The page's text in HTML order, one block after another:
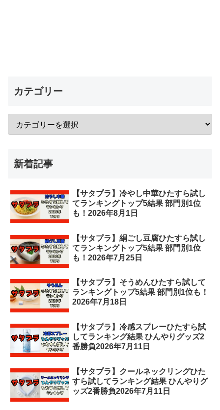
カテゴリー
新着記事
【サタプラ】冷やし中華ひたすら試し
てランキングトップ5結果 部門別1位
も！2026年8月1日
【サタプラ】絹ごし豆腐ひたすら試し
てランキングトップ5結果 部門別1位
も！2026年7月25日
【サタプラ】そうめんひたすら試して
ランキングトップ5結果 部門別1位も！
2026年7月18日
【サタプラ】冷感スプレーひたすら試
してランキング結果 ひんやりグッズ2
番勝負2026年7月11日
【サタプラ】クールネックリングひた
すら試してランキング結果 ひんやりグ
ッズ2番勝負2026年7月11日